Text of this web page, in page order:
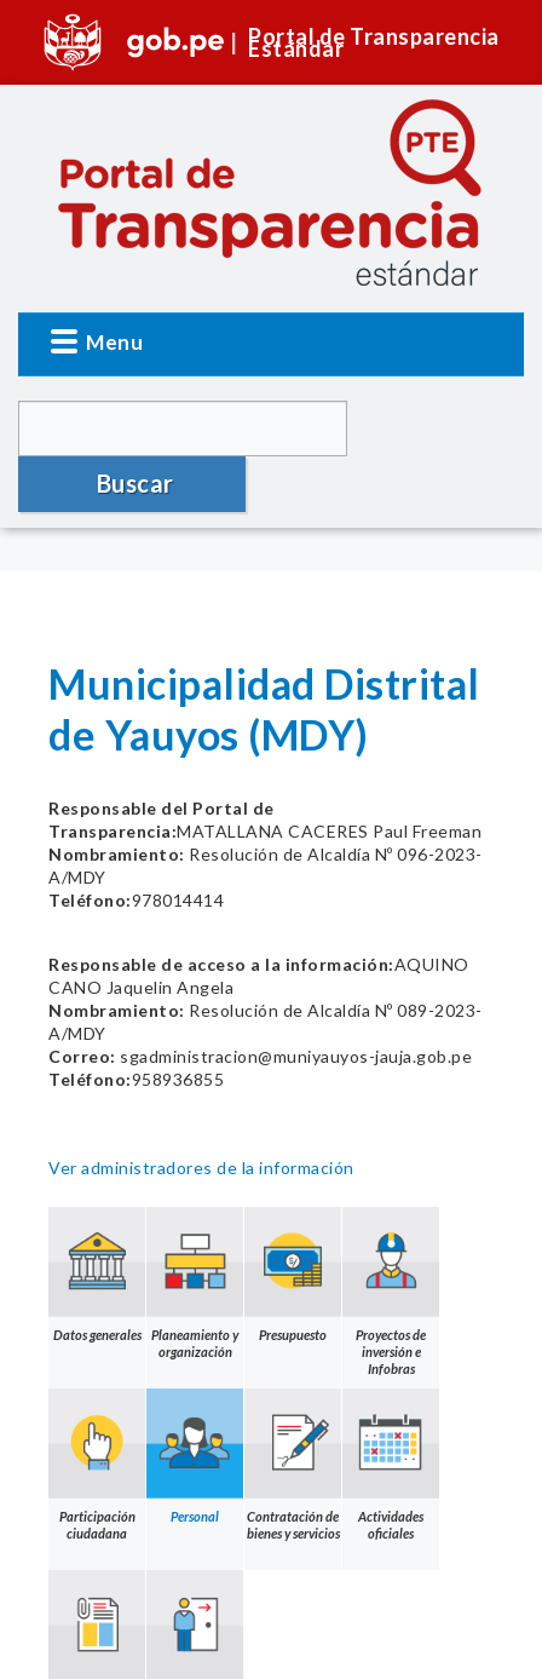
Portal de Transparencia
Estándar
Menu
Buscar
Municipalidad Distrital
de Yauyos (MDY)
Responsable del Portal de
Transparencia:MATALLANA CACERES Paul Freeman
Nombramiento: Resolución de Alcaldía Nº 096-2023-
A/MDY
Teléfono:978014414
Responsable de acceso a la información:AQUINO
CANO Jaquelin Angela
Nombramiento: Resolución de Alcaldía Nº 089-2023-
A/MDY
Correo: sgadministracion@muniyauyos-jauja.gob.pe
Teléfono:958936855
Ver administradores de la información
Datos generales
Planeamiento y
organización
Presupuesto
Proyectos de
inversión e
Infobras
Participación
ciudadana
Personal
Contratación de
bienes y servicios
Actividades
oficiales